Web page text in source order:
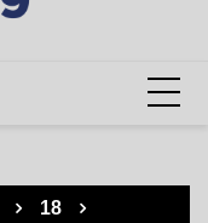
18